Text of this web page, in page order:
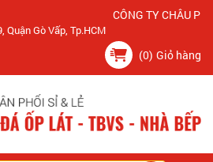
CÔNG TY CHÂU PHÁT
Quận Gò Vấp, Tp.HCM
(0) Giỏ hàng